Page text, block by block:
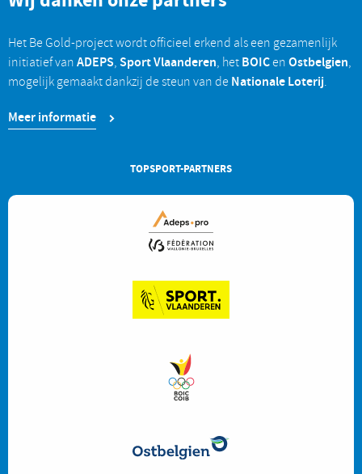
Het Be Gold-project wordt officieel erkend als een gezamenlijk
initiatief van ADEPS, Sport Vlaanderen, het BOICen Ostbelgien,
mogelijk gemaakt dankzij de steun van de Nationale Loterij.
Meer informatie
TOPSPORT-PARTNERS